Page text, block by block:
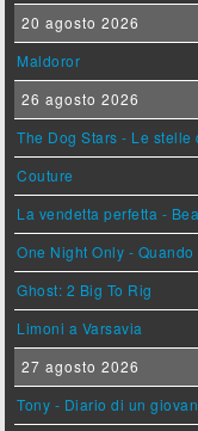
20 agosto 2026
Maldoror
26 agosto 2026
The Dog Stars - Le stelle
Couture
La vendetta perfetta -
One Night Only -
Ghost: 2 Big To Rig
Limoni a Varsavia
27 agosto 2026
Tony - Diario di un